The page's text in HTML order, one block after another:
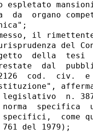
espletato
da  organo
il
del
della  tesi
dal
cod.  civ.
legislativo  n.
norma
come
del 1979);